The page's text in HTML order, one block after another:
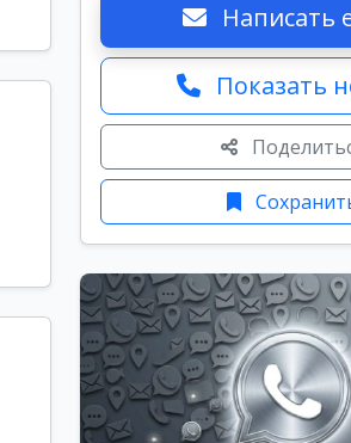
Написать
Показать